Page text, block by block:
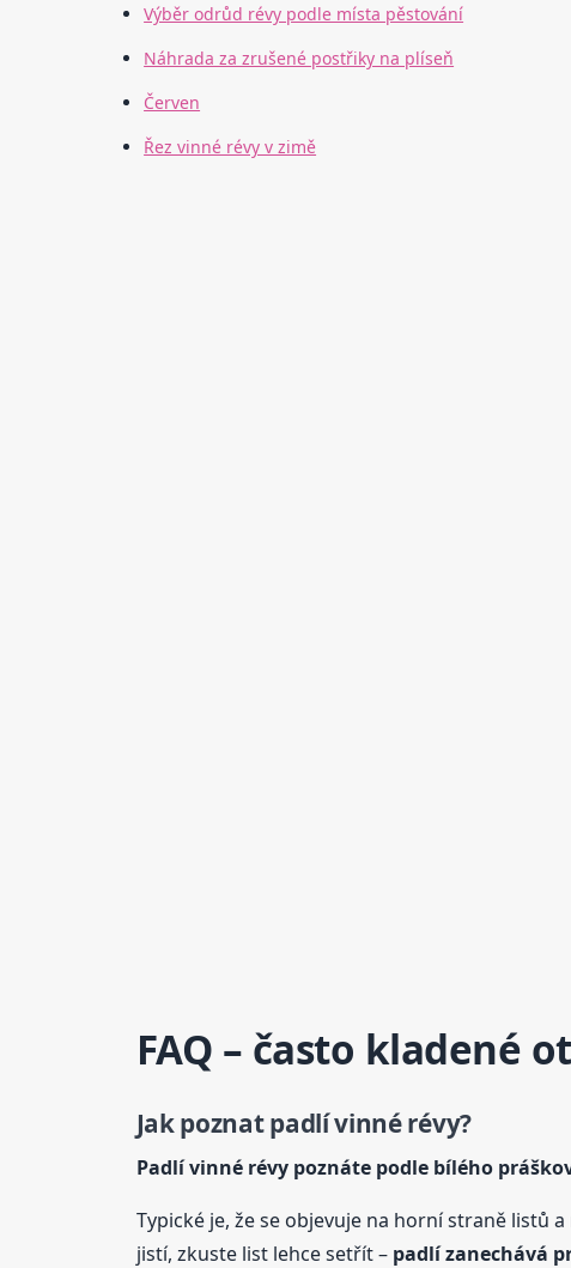
Výběr odrůd révy podle místa pěstování
Náhrada za zrušené postřiky na plíseň
Červen
Řez vinné révy v zimě
FAQ – často kladené
Jak poznat padlívinnérévy?
Padlívinné révypoznáte podle bílého
Typické je, že se objevuje na horní straně listů
jistí, zkuste list lehce setřít – padlí zanechává